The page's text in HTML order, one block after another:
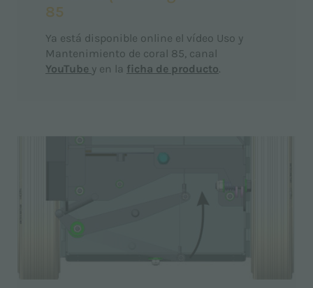
85
Ya está disponible online el vídeo Uso y
Mantenimiento de coral 85, canal
YouTube y en la ficha de producto.